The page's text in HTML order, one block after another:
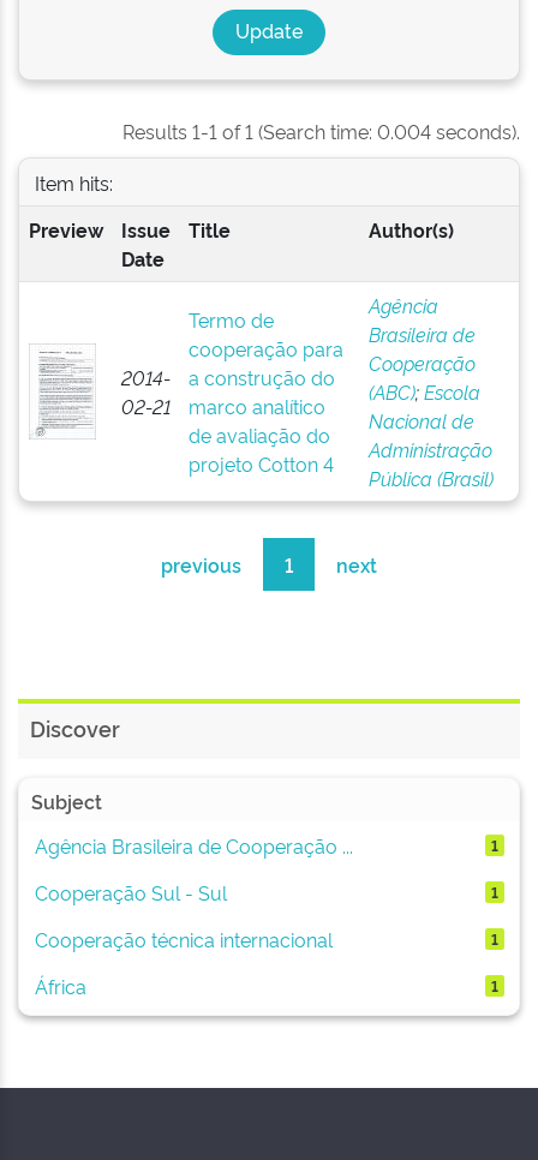
Results 1-1 of 1 (Search time: 0.004 seconds).
Item hits:
Preview
Issue
Date
Title Author(s)
2014-
02-21
Termo de
cooperação para
a construção do
marco analítico
de avaliação do
projeto Cotton 4
Agência
Brasileira de
Cooperação
(ABC);Escola
Nacional de
Administração
Pública (Brasil)
previous 1 next
Discover
Subject
Agência Brasileira de Cooperação ...
1
Cooperação Sul - Sul 1
Cooperação técnica internacional 1
África 1